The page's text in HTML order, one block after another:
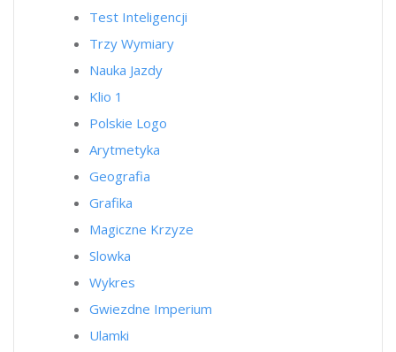
Test Inteligencji
Trzy Wymiary
Nauka Jazdy
Klio 1
Polskie Logo
Arytmetyka
Geografia
Grafika
Magiczne Krzyze
Slowka
Wykres
Gwiezdne Imperium
Ulamki